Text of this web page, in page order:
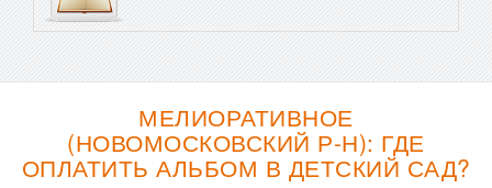
МЕЛИОРАТИВНОЕ
(НОВОМОСКОВСКИЙ Р-Н): ГДЕ
ОПЛАТИТЬ АЛЬБОМ В ДЕТСКИЙ САД?